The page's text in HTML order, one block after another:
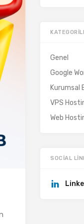
Genel
Google
Kurumsal
VPS
Web
SOCIAL